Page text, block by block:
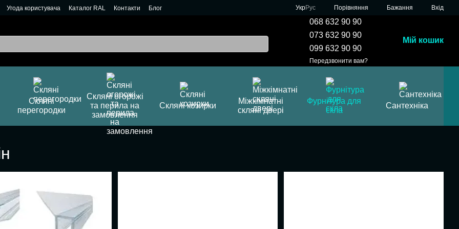
Угода користувача Каталог RAL Контакти Блог УкрРус Порівняння Бажання Вхід
068 632 90 90
073 632 90 90
099 632 90 90
Передзвонити вам?
Мій кошик
Скляні
перегородки
Скляні огорожі
та перила на
замовлення
Скляні козирки
Міжкімнатні
скляні двері
Фурнітура для
скла
Сантехніка